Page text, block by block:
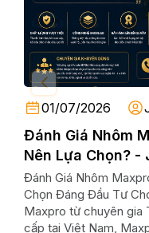
01/07/2026
Đánh Giá Nhôm
Nên Lựa Chọn? -
Đánh Giá Nhôm
Chọn Đáng Đầu Tư
Maxpro từ chuyên gia
cấp tại Việt Nam,